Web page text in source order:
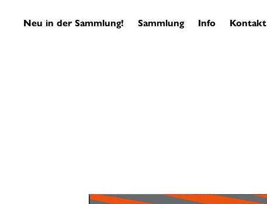
Neu in der Sammlung! Sammlung Info Kontakt